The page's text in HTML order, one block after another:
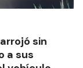
sin
a sus